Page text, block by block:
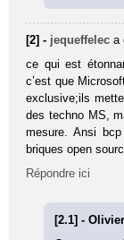
[2] - jequeffelec a
ce qui est
c’est que
exclusive;ils
des techno MS,
mesure. Ansi
briques open
Répondre ici
[2.1] -